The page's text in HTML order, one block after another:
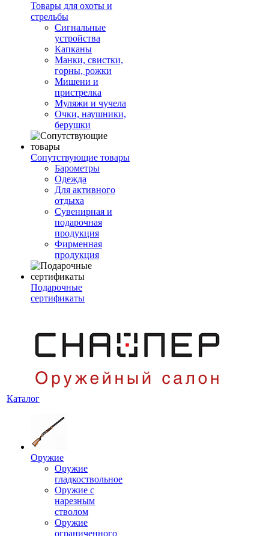
Товары для охоты и
стрельбы
Сигнальные
устройства
Капканы
Манки, свистки,
горны, рожки
Мишени и
пристрелка
Муляжи и чучела
Очки, наушники,
берушки
Сопутствующие товары
Барометры
Одежда
Для активного
отдыха
Сувенирная и
подарочная
продукция
Фирменная
продукция
Подарочные
сертификаты
Каталог
Оружие
Оружие
гладкоствольное
Оружие с
нарезным
стволом
Оружие
ограниченного